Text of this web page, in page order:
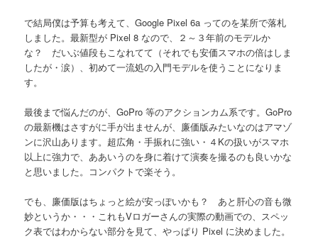
で結局僕は予算も考えて、Google Pixel 6a ってのを某所で落札
しました。最新型が Pixel 8 なので、２～３年前のモデルか
な？ だいぶ値段もこなれてて（それでも安価スマホの倍はしま
したが・涙）、初めて一流処の入門モデルを使うことになりま
す。
最後まで悩んだのが、GoPro 等のアクションカム系です。GoPro
の最新機はさすがに手が出ませんが、廉価版みたいなのはアマゾ
ンに沢山あります。超広角・手振れに強い・４Kの扱いがスマホ
以上に強力で、ああいうのを身に着けて演奏を撮るのも良いかな
と思いました。コンパクトで楽そう。
でも、廉価版はちょっと絵が安っぽいかも？ あと肝心の音も微
妙というか・・・これもVロガーさんの実際の動画での、スペッ
ク表ではわからない部分を見て、やっぱり Pixel に決めました。